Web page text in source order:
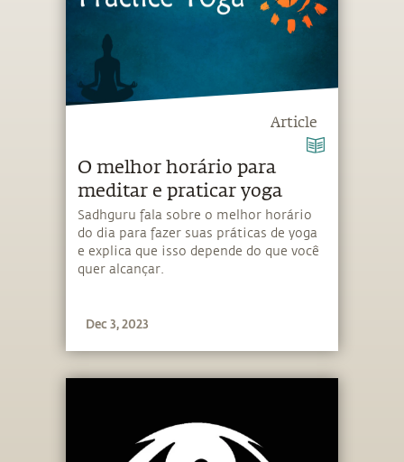
Article
O melhor horário para
meditar e praticar yoga
Sadhguru fala sobre o melhor horário
do dia para fazer suas práticas de yoga
e explica que isso depende do que você
quer alcançar.
Dec 3, 2023